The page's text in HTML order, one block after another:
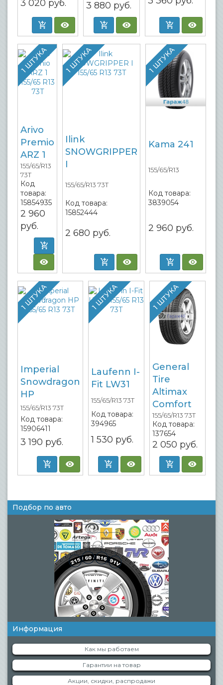
3 020 руб. 3 880 руб.
1 ШТУКА
Arivo
Premio
ARZ 1
155/65/R13
73T
Код
товара:
15854935
2 960
руб.
1 ШТУКА
Ilink
SNOWGRIPPER
I
155/65/R13 73T
Код товара:
15852444
2 680 руб.
1 ШТУКА
Kama 241
155/65/R13
Код товара:
3839054
2 960 руб.
1 ШТУКА
Imperial
Snowdragon
HP
155/65/R13 73T
Код товара:
15906411
3 190 руб.
1 ШТУКА
Laufenn I-
Fit LW31
155/65/R13 73T
Код товара:
394965
1 530 руб.
1 ШТУКА
General
Tire
Altimax
Comfort
155/65/R13 73T
Код товара:
137654
2 050 руб.
Подбор по авто
Информация
Как мы работаем
Гарантии на товар
Акции, скидки, распродажи